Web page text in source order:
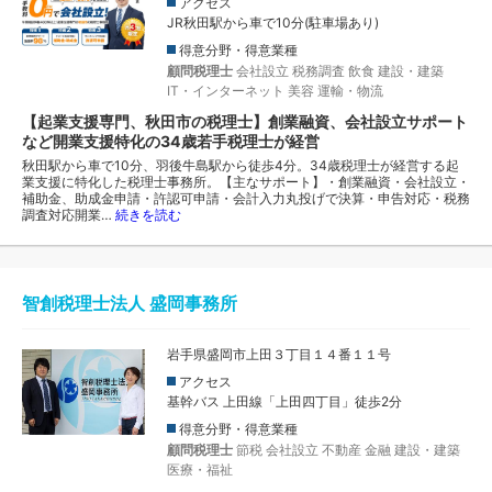
JR秋田駅から車で10分(駐車場あり)
得意分野・得意業種
顧問税理士 会社設立 税務調査 飲食 建設・建築
IT・インターネット 美容 運輸・物流
【起業支援専門、秋田市の税理士】創業融資、会社設立サポート
など開業支援特化の34歳若手税理士が経営
秋田駅から車で10分、羽後牛島駅から徒歩4分。34歳税理士が経営する起
業支援に特化した税理士事務所。【主なサポート】・創業融資・会社設立・
補助金、助成金申請・許認可申請・会計入力丸投げで決算・申告対応・税務
調査対応開業… 続きを読む
智創税理士法人 盛岡事務所
岩手県盛岡市上田３丁目１４番１１号
アクセス
基幹バス 上田線「上田四丁目」徒歩2分
得意分野・得意業種
顧問税理士 節税 会社設立 不動産 金融 建設・建築
医療・福祉